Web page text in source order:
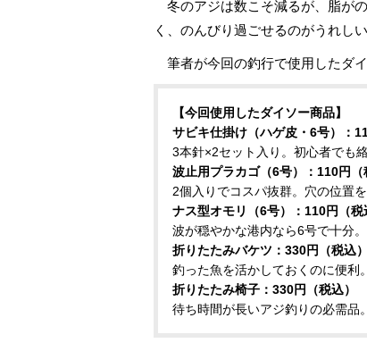
冬のアジは数こそ減るが、脂が
く、のんびり過ごせるのがうれしい
筆者が今回の釣行で使用したダ
【今回使用したダイソー商品】
サビキ仕掛け（ハゲ皮・6号）：
3本針×2セット入り。初心者でも
波止用プラカゴ（6号）：110円（
2個入りでコスパ抜群。穴の位置
ナス型オモリ（6号）：110円（税
波が穏やかな港内なら6号で十分
折りたたみバケツ：330円（税込）
釣った魚を活かしておくのに便利
折りたたみ椅子：330円（税込）
待ち時間が長いアジ釣りの必需品